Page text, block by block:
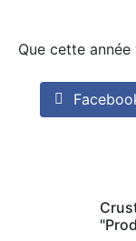
Que cette